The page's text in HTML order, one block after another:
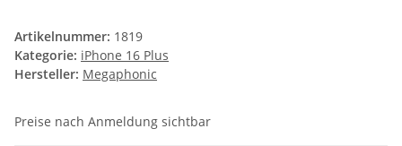
Artikelnummer: 1819
Kategorie: iPhone 16 Plus
Hersteller: Megaphonic
Preise nach Anmeldung sichtbar